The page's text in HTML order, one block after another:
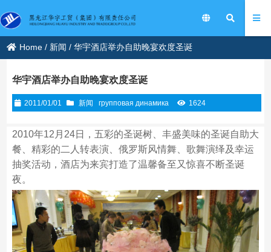
Home / 新闻 /华宇酒店举办自助晚宴欢度圣诞
华宇酒店举办自助晚宴欢度圣诞
2011/01/01 新闻 групповая динамика 1624
2010年12月24日，五彩的圣诞树、丰盛美味的圣诞自助大
餐、精彩的二人转表演、俄罗斯风情舞、歌舞演绎及幸运
抽奖活动，酒店为来宾打造了温馨备至又惊喜不断圣诞
夜。